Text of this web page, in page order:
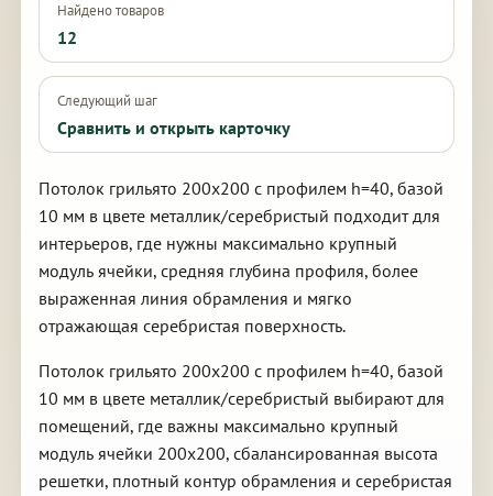
Найдено товаров
12
Следующий шаг
Сравнить и открыть карточку
Потолок грильято 200х200 с профилем h=40, базой
10 мм в цвете металлик/серебристый подходит для
интерьеров, где нужны максимально крупный
модуль ячейки, средняя глубина профиля, более
выраженная линия обрамления и мягко
отражающая серебристая поверхность.
Потолок грильято 200х200 с профилем h=40, базой
10 мм в цвете металлик/серебристый выбирают для
помещений, где важны максимально крупный
модуль ячейки 200х200, сбалансированная высота
решетки, плотный контур обрамления и серебристая